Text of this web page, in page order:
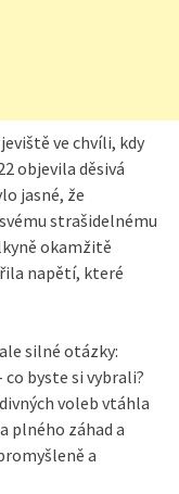
ve chvíli, kdy
objevila děsivá
jasné, že
strašidelnému
okamžitě
napětí, které
silné otázky:
byste si vybrali?
voleb vtáhla
plného záhad a
a